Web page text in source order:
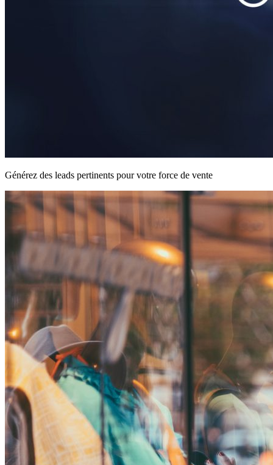
Générez des leads pertinents pour votre force de vente